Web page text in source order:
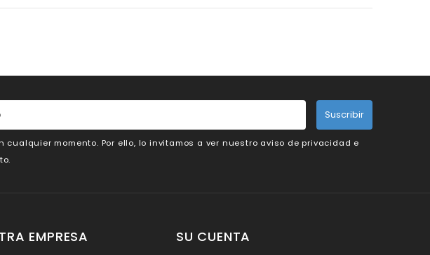
Suscribir
cualquier momento. Por ello, lo invitamos a ver nuestro aviso de privacidad e
EMPRESA SU CUENTA